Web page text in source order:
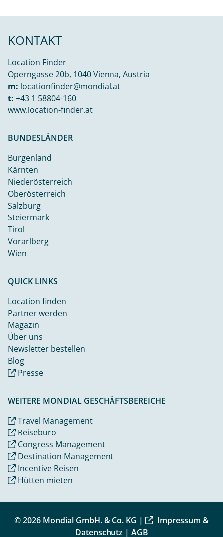
KONTAKT
Location Finder
Operngasse 20b, 1040 Vienna, Austria
m: locationfinder@mondial.at
t: +43 1 58804-160
www.location-finder.at
BUNDESLÄNDER
Burgenland
Kärnten
Niederösterreich
Oberösterreich
Salzburg
Steiermark
Tirol
Vorarlberg
Wien
QUICK LINKS
Location finden
Partner werden
Magazin
Über uns
Newsletter bestellen
Blog
Presse
WEITERE MONDIAL GESCHÄFTSBEREICHE
Travel Management
Reisebüro
Congress Management
Destination Management
Incentive Reisen
Hütten mieten
© 2026 Mondial GmbH. & Co. KG |
Impressum &
Datenschutz| AGB